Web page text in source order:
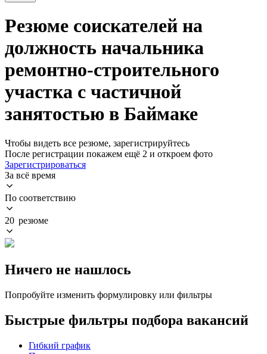
Резюме соискателей на
должность начальника
ремонтно-строительного
участка с частичной
занятостью в Баймаке
Чтобы видеть все резюме, зарегистрируйтесь
После регистрации покажем ещё 2 и откроем фото
Зарегистрироваться
За всё время
По соответствию
20 резюме
Ничего не нашлось
Попробуйте изменить формулировку или фильтры
Быстрые фильтры подбора вакансий
Гибкий график